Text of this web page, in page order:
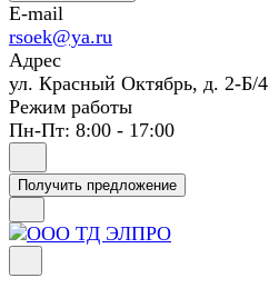
E-mail
rsoek@ya.ru
Адрес
ул. Красный Октябрь, д. 2-Б/4
Режим работы
Пн-Пт: 8:00 - 17:00
Получить предложение